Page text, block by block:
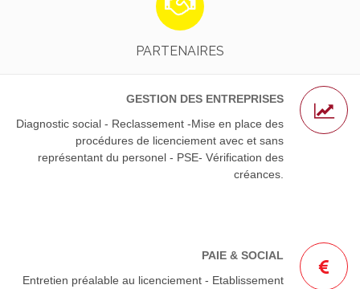
PARTENAIRES
EN SAVOIR PLUS
GESTION DES ENTREPRISES
Diagnostic social - Reclassement -Mise en place des
procédures de licenciement avec et sans
représentant du personel - PSE- Vérification des
créances.
PAIE & SOCIAL
Entretien préalable au licenciement - Etablissement